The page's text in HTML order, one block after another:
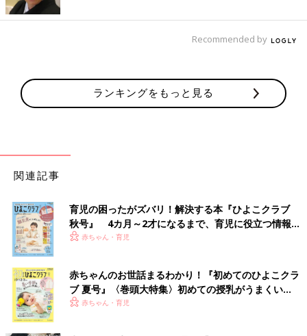
Recommended by
ランキングをもっと見る
関連記事
育児の困ったがズバリ！解決する本『ひよこクラブ
秋号』 4カ月～2才になるまで、育児に役立つ情報が
いっぱい！
赤ちゃん・育児
赤ちゃんのお世話まるわかり！『初めてのひよこクラ
ブ 夏号』〈巻頭大特集〉初めての授乳がうまくい
く！ おっぱい・ミルクの基本と夏のトラブル 解決テ
赤ちゃん・育児